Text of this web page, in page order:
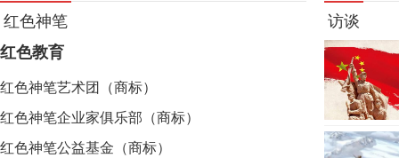
红色神笔
红色教育
红色神笔艺术团（商标）
红色神笔企业家俱乐部（商标）
红色神笔公益基金（商标）
访谈